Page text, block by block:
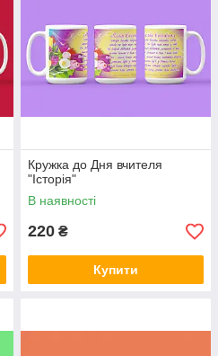
Кружка до Дня вчителя
"Історія"
В наявності
220 ₴
Купити